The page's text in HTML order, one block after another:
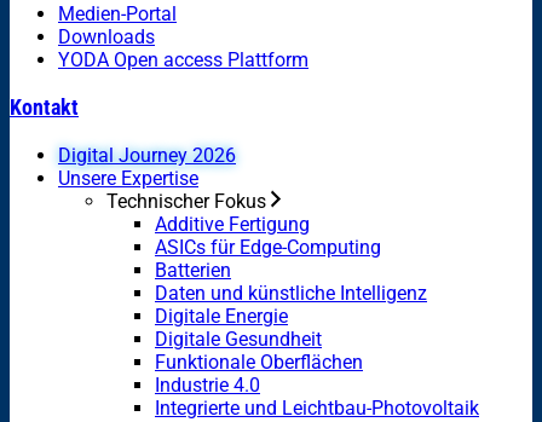
Medien-Portal
Downloads
YODA Open access Plattform
Kontakt
Digital Journey 2026
Unsere Expertise
Technischer Fokus
Additive Fertigung
ASICs für Edge-Computing
Batterien
Daten und künstliche Intelligenz
Digitale Energie
Digitale Gesundheit
Funktionale Oberflächen
Industrie 4.0
Integrierte und Leichtbau-Photovoltaik